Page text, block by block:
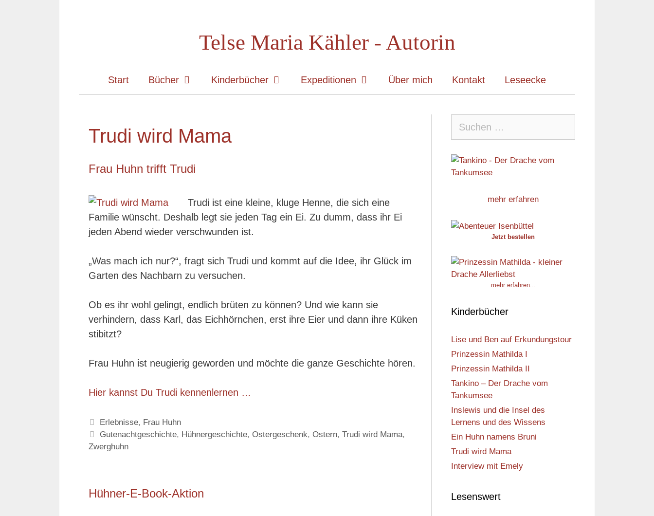
Telse Maria Kähler - Autorin
Start Bücher Kinderbücher Expeditionen Über mich Kontakt Leseecke
Trudi wird Mama
Frau Huhn trifft Trudi
Trudi ist eine kleine, kluge Henne, die sich eine
Familie wünscht. Deshalb legt sie jeden Tag ein Ei. Zu dumm, dass ihr Ei
jeden Abend wieder verschwunden ist.
„Was mach ich nur?“, fragt sich Trudi und kommt auf die Idee, ihr Glück im
Garten des Nachbarn zu versuchen.
Ob es ihr wohl gelingt, endlich brüten zu können? Und wie kann sie
verhindern, dass Karl, das Eichhörnchen, erst ihre Eier und dann ihre Küken
stibitzt?
Frau Huhn ist neugierig geworden und möchte die ganze Geschichte hören.
Hier kannst Du Trudi kennenlernen …
Kategorien
Erlebnisse, Frau Huhn
Schlagwörter
Gutenachtgeschichte, Hühnergeschichte,Ostergeschenk,Ostern,Trudi wird Mama,
Zwerghuhn
Hühner-E-Book-Aktion
nach:
mehr erfahren
Jetzt bestellen
mehr erfahren...
Kinderbücher
Lise und Ben auf Erkundungstour
Prinzessin Mathilda I
Prinzessin Mathilda II
Tankino – Der Drache vom
Tankumsee
Inslewis und die Insel des
Lernens und des Wissens
Ein Huhn namens Bruni
Trudi wird Mama
Interview mit Emely
Lesenswert